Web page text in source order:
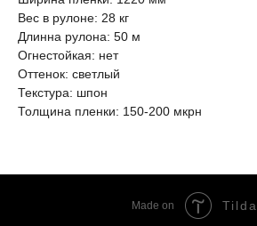
Вес в рулоне: 28 кг
Длинна рулона: 50 м
Огнестойкая: нет
Оттенок: светлый
Текстура: шпон
Толщина пленки: 150-200 мкрн
Made on Tilda